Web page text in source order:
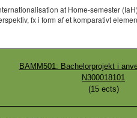
at Home-semester
fx i form af et komparativt
BAMM501: Bachelorprojekt i
N300018101
(15ects)